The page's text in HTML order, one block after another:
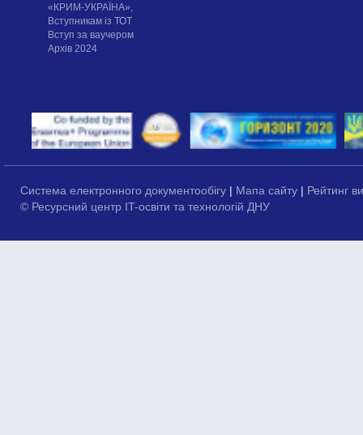
«КРИМ-УКРАЇНА»,
Вступникам із ТОТ
Вступ за ваучером
Архів 2024
Система електронного документообігу | Мапа сайту | Рейтинг
© Ресурсний центр IT-освіти та технологій ДНУ